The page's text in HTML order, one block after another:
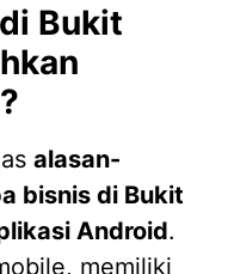
Bukit
alasan-
bisnis di Bukit
Android.
memiliki